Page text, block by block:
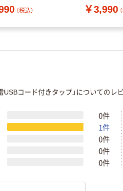
エレコム 1個
（税込）
ー15100WH
￥3,990
コード付きタップ」についてのレ
0件
1件
0件
0件
0件